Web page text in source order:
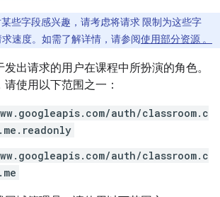
些字段感兴趣，请考虑将请求 限制为这些字
速度。如需了解详情，请参阅使用部分资源 。
出请求的用户在课程中所扮演的角色。
使用以下范围之一：
auth/classroom.c
auth/classroom.c